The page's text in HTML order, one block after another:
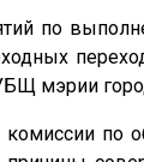
по
мэрии
комиссии по